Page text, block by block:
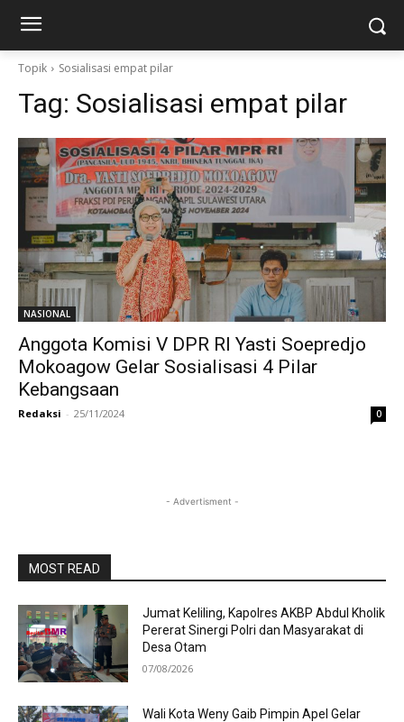
Topik Sosialisasi empat pilar
Tag: Sosialisasi empat pilar
NASIONAL
Anggota Komisi V DPR RI Yasti Soepredjo
Mokoagow Gelar Sosialisasi 4 Pilar
Kebangsaan
Redaksi - 25/11/2024 0
- Advertisment -
MOST READ
Jumat Keliling, Kapolres AKBP Abdul Kholik
Pererat Sinergi Polri dan Masyarakat di
Desa Otam
07/08/2026
Wali Kota Weny Gaib Pimpin Apel Gelar